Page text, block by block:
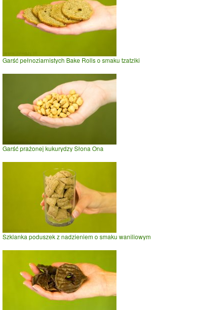
Garść pełnoziarnistych Bake Rolls o smaku tzatziki
Garść prażonej kukurydzy Słona Ona
Szklanka poduszek z nadzieniem o smaku waniliowym